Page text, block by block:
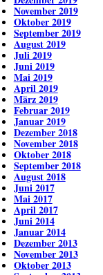
November 2019
Oktober 2019
September 2019
August 2019
Juli 2019
Juni 2019
Mai 2019
April 2019
März 2019
Februar 2019
Januar 2019
Dezember 2018
November 2018
Oktober 2018
September 2018
August 2018
Juni 2017
Mai 2017
April 2017
Juni 2014
Januar 2014
Dezember 2013
November 2013
Oktober 2013